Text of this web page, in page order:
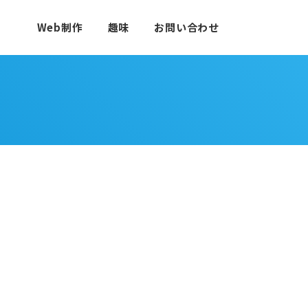
Web制作 趣味 お問い合わせ